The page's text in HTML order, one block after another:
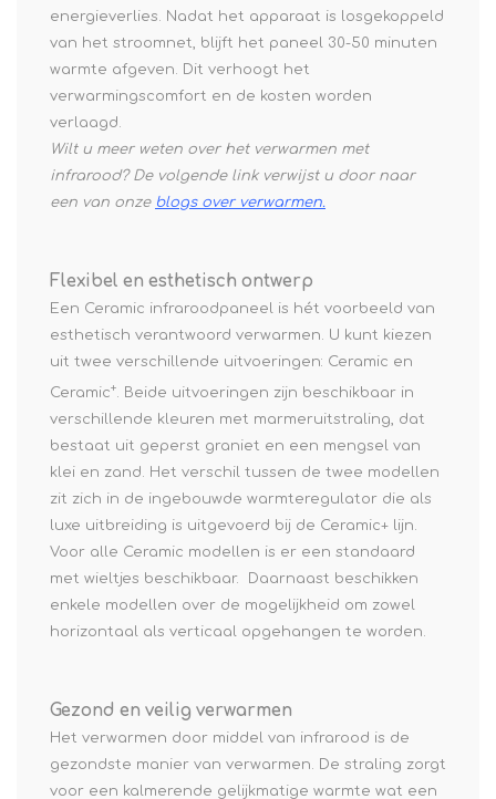
energieverlies. Nadat het apparaat is losgekoppeld
van het stroomnet, blijft het paneel 30-50 minuten
warmte afgeven. Dit verhoogt het
verwarmingscomfort en de kosten worden
verlaagd.
Wilt u meer weten over het verwarmen met
infrarood? De volgende link verwijst u door naar
een van onze blogs over verwarmen.
Flexibel en esthetisch ontwerp
Een Ceramic infraroodpaneel is hét voorbeeld van
esthetisch verantwoord verwarmen. U kunt kiezen
uit twee verschillende uitvoeringen: Ceramic en
Ceramic+. Beide uitvoeringen zijn beschikbaar in
verschillende kleuren met marmeruitstraling, dat
bestaat uit geperst graniet en een mengsel van
klei en zand. Het verschil tussen de twee modellen
zit zich in de ingebouwde warmteregulator die als
luxe uitbreiding is uitgevoerd bij de Ceramic+ lijn.
Voor alle Ceramic modellen is er een standaard
met wieltjes beschikbaar. Daarnaast beschikken
enkele modellen over de mogelijkheid om zowel
horizontaal als verticaal opgehangen te worden.
Gezond en veilig verwarmen
Het verwarmen door middel van infrarood is de
gezondste manier van verwarmen. De straling zorgt
voor een kalmerende gelijkmatige warmte wat een